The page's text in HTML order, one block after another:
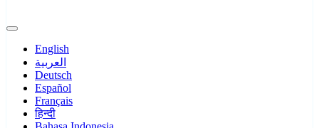
English
العربية
Deutsch
Español
Français
हिन्दी